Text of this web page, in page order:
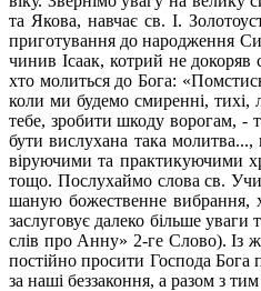
та Якова, навчає св. І.
приготування до народження
чинив Ісаак, котрий не
хто молиться до Бога:
коли ми будемо смиренні,
тебе, зробити шкоду ворогам, -
бути вислухана така
віруючими та практикуючими
тощо. Послухаймо слова св.
шаную божественне вибрання,
заслуговує далеко більше
слів про Анну» 2-ге Слово). Із
постійно просити Господа Бога
за наші беззаконня, а разом з